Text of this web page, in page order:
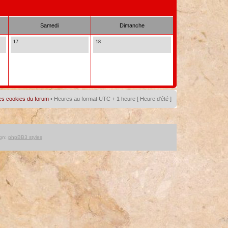
Samedi Dimanche
17 18
cookies du forum • Heures au format UTC + 1 heure [ Heure d’été ]
phpBB3 styles